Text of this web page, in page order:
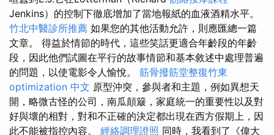
Jenkins）的控制下徹底增加了當地報紙的血液酒精水平。
竹北中醫診所推薦 如果您的其他活動允許，則應匯總一篇
文章。 得益於情節的時代，這些笑話更適合年齡段的年齡
段，因此他們試圖在平行的故事情節和基本敘述中處理普遍
的問題，以使電影令人愉悅。 筋骨撥筋堂整復竹東
optimization 中文 原型沖突，參與者和主題，例如異想天
開，略微古怪的公司，南瓜顛簸，家庭統一的重要性以及對
好與壞的相對，對和不正確的決定都出現在西方假期上，因
此不能被指控內容。 經絡調理證照 同時，我看到了《偉大